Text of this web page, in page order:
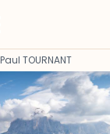
TOURNANT